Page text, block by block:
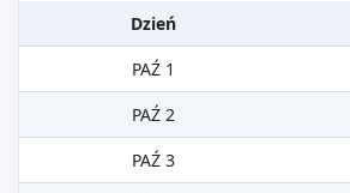
Dzień
PAŹ 1
PAŹ 2
PAŹ 3